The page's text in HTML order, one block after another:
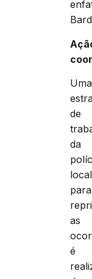
Uma
de
da
local
para
as
é